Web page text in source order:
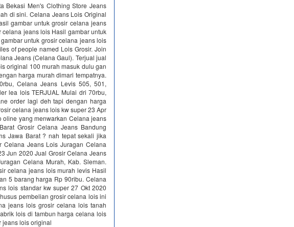
Bekasi Men's Clothing Store Jeans
di sini. Celana Jeans Lois Original
gambar untuk grosir celana jeans
jeans lois Hasil gambar untuk
untuk grosir celana jeans lois
of people named Lois Grosir. Join
Jeans (Celana Gaul). Terjual jual
original 100 murah masuk dulu gan
harga murah dimari tempatnya.
Celana Jeans Levis 505, 501,
lea lois TERJUAL Mulai dri 70rbu,
order lagi deh tapi dengan harga
celana jeans lois kw super 23 Apr
oline yang menwarkan Celana jeans
Grosir Celana Jeans Bandung
Jawa Barat ? nah tepat sekali jika
Jeans Lois Juragan Celana
Jun 2020 Jual Grosir Celana Jeans
Celana Murah, Kab. Sleman.
celana jeans lois murah levis Hasil
5 barang harga Rp 90ribu. Celana
lois standar kw super 27 Okt 2020
pembelian grosir celana lois ini
jeans lois grosir celana lois tanah
lois di tambun harga celana lois
jeans lois original